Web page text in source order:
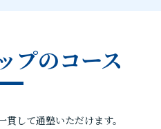
プのコース
して通塾いただけます。